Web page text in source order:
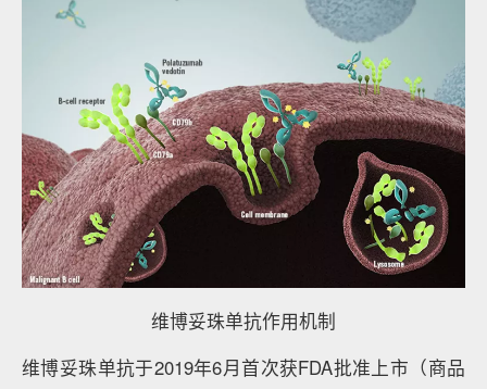
维博妥珠单抗作用机制
维博妥珠单抗于2019年6月首次获FDA批准上市（商品